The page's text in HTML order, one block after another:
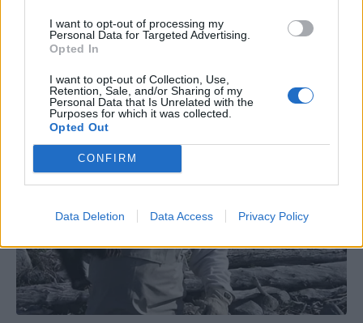
I want to opt-out of processing my
Personal Data for Targeted Advertising.
Opted In
I want to opt-out of Collection, Use,
Retention, Sale, and/or Sharing of my
Personal Data that Is Unrelated with the
Purposes for which it was collected.
Opted Out
CONFIRM
Data Deletion Data Access Privacy Policy